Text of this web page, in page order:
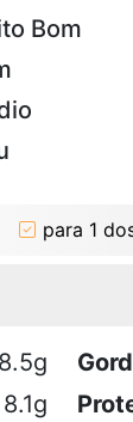
Bom
para 1
8.1g